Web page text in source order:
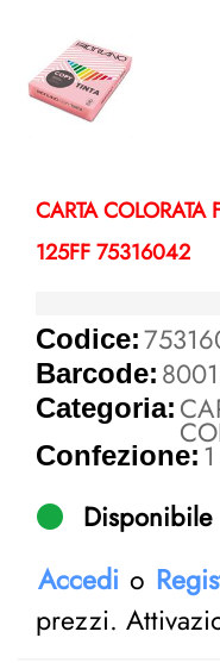
CARTA
125FF 75316042
Codice:
Barcode:
Categoria:
Confezione:
Disponibile
Accedi o
prezzi.